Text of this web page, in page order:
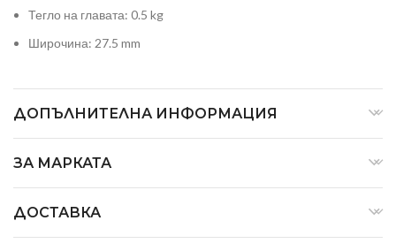
Тегло на главата: 0.5 kg
Широчина: 27.5 mm
ДОПЪЛНИТЕЛНА ИНФОРМАЦИЯ
ЗА МАРКАТА
ДОСТАВКА